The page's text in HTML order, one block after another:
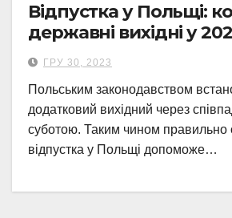
Відпустка у Польщі:
державні вихідні у
ГРУ 30, 2023
Польським законодавством
додатковий вихідний через
суботою. Таким чином
відпустка у Польщі допоможе…